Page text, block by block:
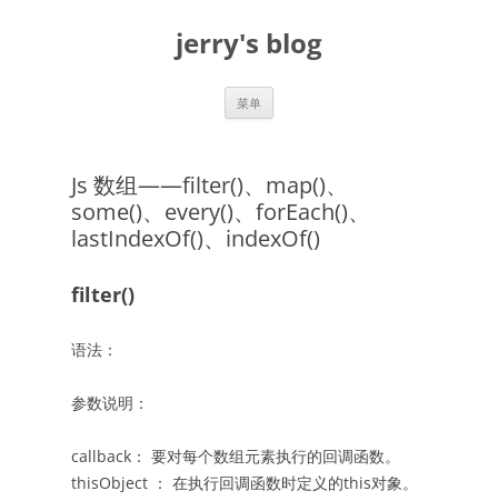
jerry's blog
菜单
Js 数组——filter()、map()、
some()、every()、forEach()、
lastIndexOf()、indexOf()
filter()
语法：
参数说明：
callback： 要对每个数组元素执行的回调函数。
thisObject ： 在执行回调函数时定义的this对象。